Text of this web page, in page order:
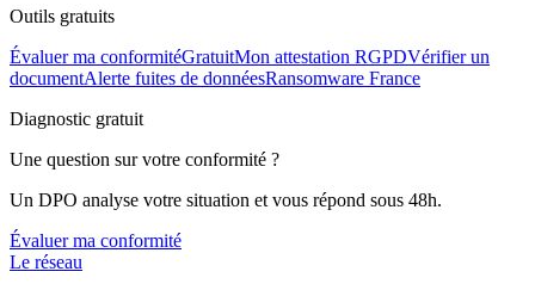
Outils gratuits
Évaluer ma conformitéGratuitMon attestation RGPDVérifier un
documentAlerte fuites de donnéesRansomware France
Diagnostic gratuit
Une question sur votre conformité ?
Un DPO analyse votre situation et vous répond sous 48h.
Évaluer ma conformité
Le réseau